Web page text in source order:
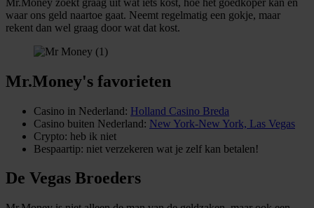
waar ons geld naartoe gaat. Neemt regelmatig een gokje, maar
rekent dan wel graag door wat dat kost.
Mr.Money's favorieten
Casino in Nederland: Holland Casino Breda
Casino buiten Nederland: New York-New York, Las Vegas
Crypto: heb ik niet
Bespaartip: niet verzekeren wat je zelf kan betalen!
De Vegas Broeders